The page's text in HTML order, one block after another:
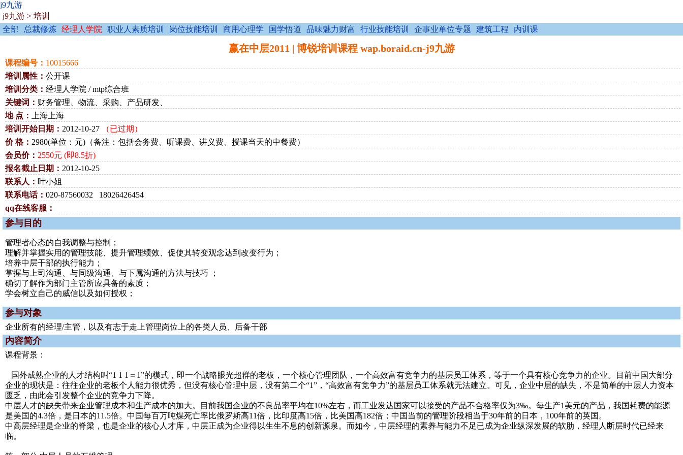
j9九游
j9九游 > 培训
全部
总裁修炼 经理人学院 职业人素质培训 岗位技能培训 商用心理学 国学悟道 品味魅力财富 行业技能培训 企事业单位专题 建筑工程 内训课
赢在中层2011 | 博锐培训课程 wap.boraid.cn-j9九游
课程编号： 10015666
培训属性： 公开课
培训分类： 经理人学院 / mtp综合班
关键词： 财务管理、物流、采购、产品研发、
地 点：
上海上海
培训开始日期： 2012-10-27
（已过期）
价 格： 2980(单位：元)（备注：包括会务费、听课费、讲义费、授课当天的中餐费）
会员价： 2550元 (即8.5折)
报名截止日期： 2012-10-25
联系人： 叶小姐
联系电话： 020-87560032 18026426454
qq在线客服：
参与目的
管理者心态的自我调整与控制；
理解并掌握实用的管理技能、提升管理绩效、促使其转变观念达到改变行为；
培养中层干部的执行能力；
掌握与上司沟通、与同级沟通、与下属沟通的方法与技巧 ；
确切了解作为部门主管所应具备的素质；
学会树立自己的威信以及如何授权；
参与对象
企业所有的经理/主管，以及有志于走上管理岗位上的各类人员、后备干部
内容简介
课程背景：
国外成熟企业的人才结构叫“1 1 1＝1”的模式，即一个战略眼光超群的老板，一个核心管理团队，一个高效富有竞争力的基层员工体系，等于一个具有核心竞争力的企业。目前中国大部分
企业的现状是：往往企业的老板个人能力很优秀，但没有核心管理中层，没有第二个“1”，“高效富有竞争力”的基层员工体系就无法建立。可见，企业中层的缺失，不是简单的中层人力资本
匮乏，由此会引发整个企业的竞争力下降。
中层人才的缺失带来企业管理成本和生产成本的加大。目前我国企业的不良品率平均在10%左右，而工业发达国家可以接受的产品不合格率仅为3‰。每生产1美元的产品，我国耗费的能源
是美国的4.3倍，是日本的11.5倍。中国每百万吨煤死亡率比俄罗斯高11倍，比印度高15倍，比美国高182倍；中国当前的管理阶段相当于30年前的日本，100年前的英国。
中高层经理是企业的脊梁，也是企业的核心人才库，中层正成为企业得以生生不息的创新源泉。而如今，中层经理的素养与能力不足已成为企业纵深发展的软肋，经理人断层时代已经来
临。